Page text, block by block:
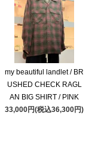
my beautiful landlet / BR
USHED CHECK RAGL
AN BIG SHIRT / PINK
33,000円(税込36,300円)